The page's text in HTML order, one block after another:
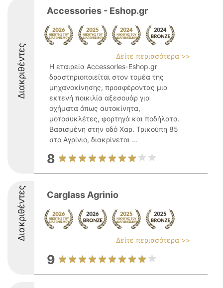
Διακριθέντες
Accessories - Eshop.gr
Δείτε περισσότερα >>
Η εταιρεία Accessories-Eshop.gr
δραστηριοποιείται στον τομέα της
μηχανοκίνησης, προσφέροντας μια
εκτενή ποικιλία αξεσουάρ για
οχήματα όπως αυτοκίνητα,
μοτοσυκλέτες, φορτηγά και ποδήλατα.
Βασισμένη στην οδό Χαρ. Τρικούπη 85
στο Αγρίνιο, διακρίνεται ...
8
Διακριθέντες Carglass Agrinio
Δείτε περισσότερα >>
9